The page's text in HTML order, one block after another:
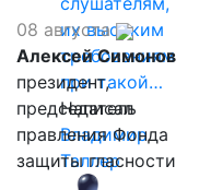
их высоким
требованиям
при такой…
Написал
Владимир
Таллер
08 августа
Алексей Симонов
президент,
председатель
правления Фонда
защиты гласности